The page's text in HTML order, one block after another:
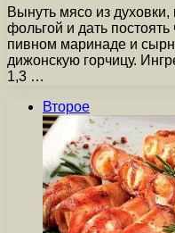
Вынуть мясо из
фольгой и дать
пивном маринаде и
дижонскую горчицу.
1,3 …
Второе